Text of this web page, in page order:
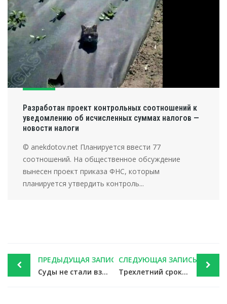
Разработан проект контрольных соотношений к
уведомлению об исчисленных суммах налогов —
новости налоги
© anekdotov.net Планируется ввести 77
соотношений. На общественное обсуждение
вынесен проект приказа ФНС, которым
планируется утвердить контроль...
Post
navigation
ПРЕДЫДУЩАЯ ЗАПИСЬ
Суды не стали взимать с фирмы «переплату» пособий при отсутствии оригиналов больничных — новости налоги
СЛЕДУЮЩАЯ ЗАПИСЬ
Трехлетний срок на предъявление вычета НДС может отсчитываться от даты решения суда — новости налоги